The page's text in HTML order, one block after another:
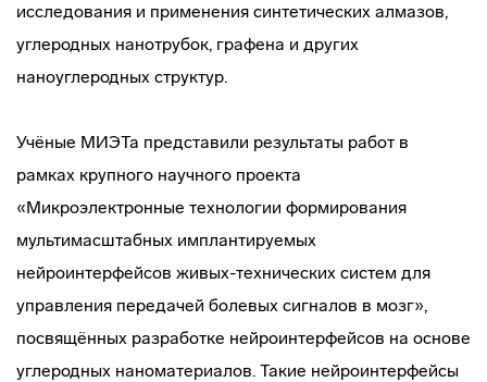
исследования и применения синтетических алмазов,
углеродных нанотрубок, графена и других
наноуглеродных структур.
Учёные МИЭТа представили результаты работ в
рамках крупного научного проекта
«Микроэлектронные технологии формирования
мультимасштабных имплантируемых
нейроинтерфейсов живых-технических систем для
управления передачей болевых сигналов в мозг»,
посвящённых разработке нейроинтерфейсов на основе
углеродных наноматериалов. Такие нейроинтерфейсы